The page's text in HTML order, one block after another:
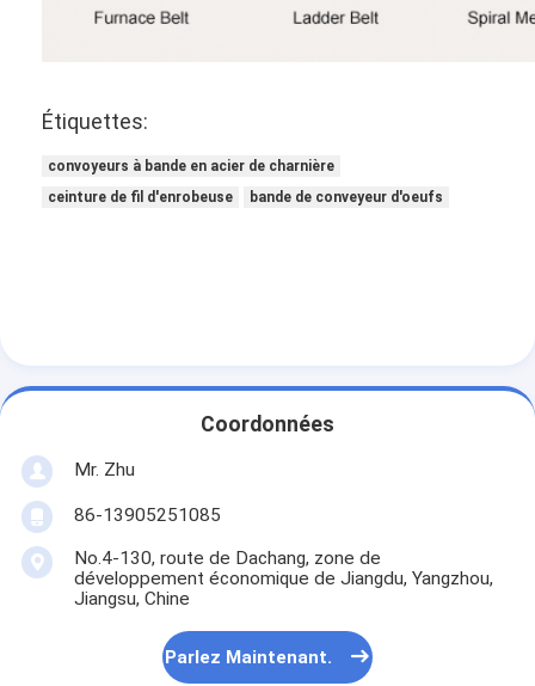
Étiquettes:
convoyeurs à bande en acier de charnière
ceinture de fil d'enrobeuse
bande de conveyeur d'oeufs
Coordonnées
Mr. Zhu
86-13905251085
No.4-130, route de Dachang, zone de
développement économique de Jiangdu, Yangzhou,
Jiangsu, Chine
Parlez Maintenant.